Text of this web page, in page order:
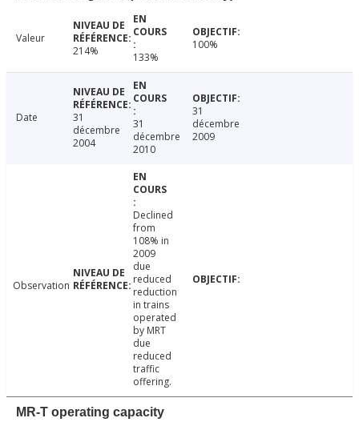
Valeur
214%
133%
100%
Date
31
décembre
2004
31
décembre
2010
31
décembre
2009
Observation
Declined
from
108% in
2009
due
reduced
reduction
in trains
operated
by MRT
due
reduced
traffic
offering.
MR-T operating capacity